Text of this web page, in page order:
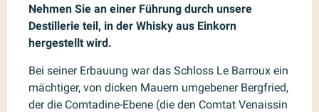
Nehmen Sie an einer Führung durch unsere
Destillerie teil, in der Whisky aus Einkorn
hergestellt wird.
Bei seiner Erbauung war das Schloss Le Barroux ein
mächtiger, von dicken Mauern umgebener Bergfried,
der die Comtadine-Ebene (die den Comtat Venaissin